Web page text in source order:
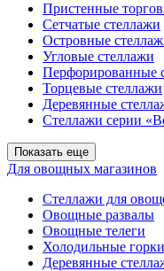
Пристенные
Сетчатые стеллажи
Островные
Угловые стеллажи
Перфорированные
Торцевые стеллажи
Деревянные
Стеллажи серии
Показать еще
Для овощных магазинов
Стеллажи для
Овощные развалы
Овощные телеги
Холодильные
Деревянные